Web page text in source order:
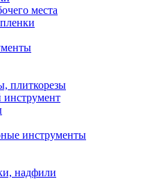
места
плиткорезы
инструменты
надфили